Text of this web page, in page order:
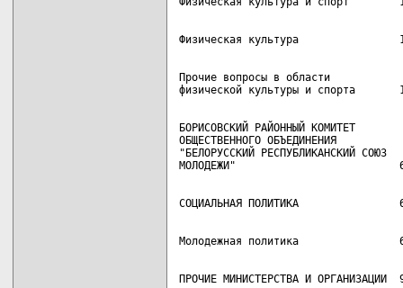
Прочие вопросы в области
БОРИСОВСКИЙ РАЙОННЫЙ КОМИТЕТ
ОБЩЕСТВЕННОГО ОБЪЕДИНЕНИЯ
"БЕЛОРУССКИЙ РЕСПУБЛИКАНСКИЙ СОЮЗ